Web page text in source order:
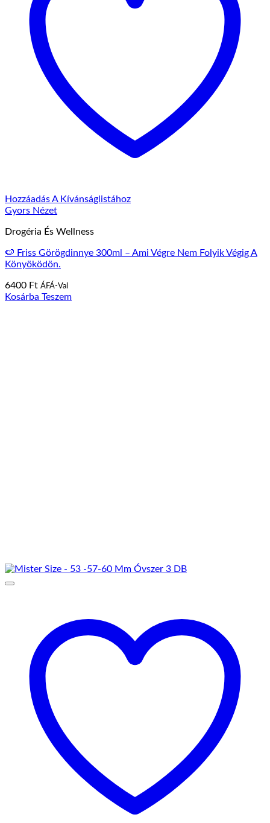
Hozzáadás A Kívánságlistához
Gyors Nézet
Drogéria És Wellness
🍉 Friss Görögdinnye 300ml – Ami Végre Nem Folyik Végig A
Könyöködön.
6400 Ft ÁFÁ-Val
Kosárba Teszem